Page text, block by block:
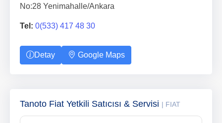
No:28 Yenimahalle/Ankara
Tel: 0(533) 417 48 30
Detay Google Maps
Tanoto Fiat Yetkili Satıcısı & Servisi | FIAT